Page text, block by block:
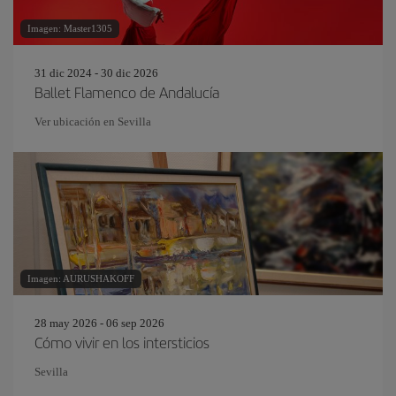
Imagen: Master1305
31 dic 2024 - 30 dic 2026
Ballet Flamenco de Andalucía
Ver ubicación en Sevilla
Imagen: AURUSHAKOFF
28 may 2026 - 06 sep 2026
Cómo vivir en los intersticios
Sevilla